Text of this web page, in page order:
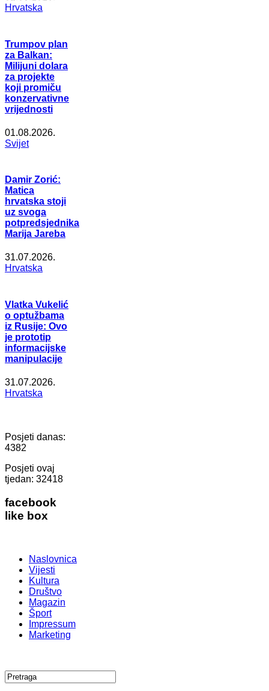
Hrvatska
Trumpov plan
za Balkan:
Milijuni dolara
za projekte
koji promiču
konzervativne
vrijednosti
01.08.2026.
Svijet
Damir Zorić:
Matica
hrvatska stoji
uz svoga
potpredsjednika
Marija Jareba
31.07.2026.
Hrvatska
Vlatka Vukelić
o optužbama
iz Rusije: Ovo
je prototip
informacijske
manipulacije
31.07.2026.
Hrvatska
Posjeti danas:
4382
Posjeti ovaj
tjedan: 32418
facebook
like box
Naslovnica
Vijesti
Kultura
Društvo
Magazin
Šport
Impressum
Marketing